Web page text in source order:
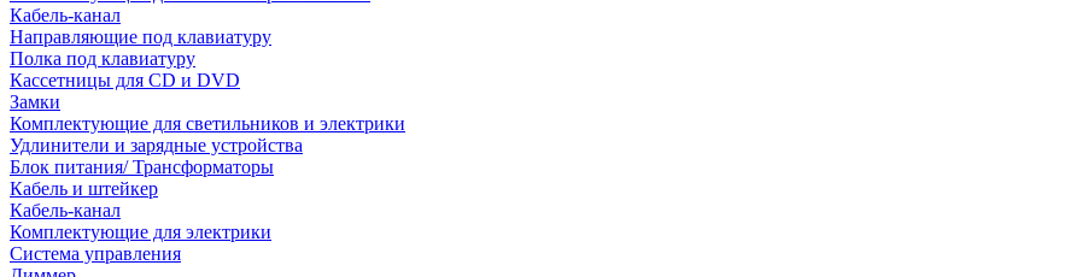
Кабель-канал
Направляющие под клавиатуру
Полка под клавиатуру
Кассетницы для CD и DVD
Замки
Комплектующие для светильников и электрики
Удлинители и зарядные устройства
Блок питания/ Трансформаторы
Кабель и штейкер
Кабель-канал
Комплектующие для электрики
Система управления